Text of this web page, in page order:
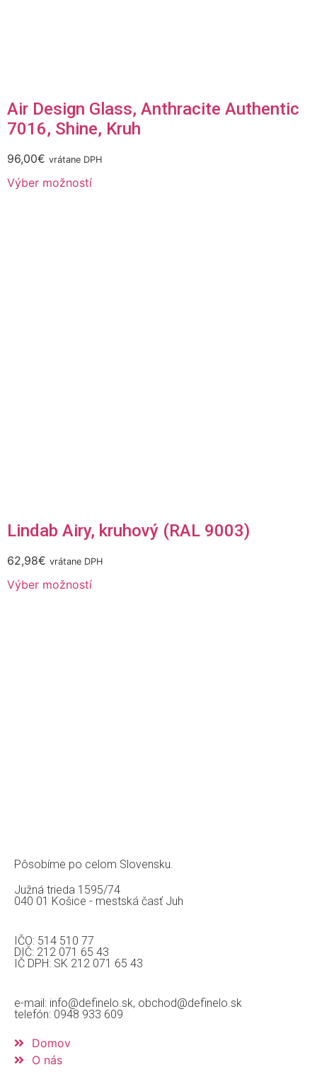
Air Design Glass, Anthracite Authentic
7016, Shine, Kruh
96,00€ vrátane DPH
Výber možností
Lindab Airy, kruhový (RAL 9003)
62,98€ vrátane DPH
Výber možností
Pôsobíme po celom Slovensku.
Južná trieda 1595/74
040 01 Košice - mestská časť Juh
IČO: 514 510 77
DIČ: 212 071 65 43
IČ DPH: SK 212 071 65 43
e-mail: info@definelo.sk, obchod@definelo.sk
telefón: 0948 933 609
Domov
O nás